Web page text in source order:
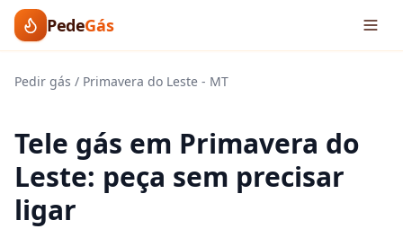
PedeGás
Pedir gás / Primavera do Leste - MT
Tele gás em Primavera do
Leste: peça sem precisar
ligar